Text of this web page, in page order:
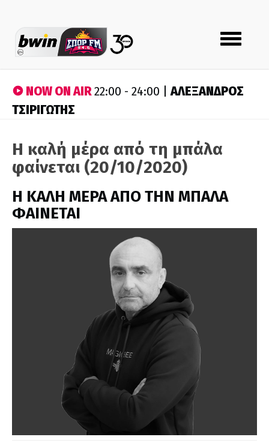
Toggle
navigation
NOW ON AIR22:00 - 24:00 |ΑΛΕΞΑΝΔΡΟΣ
ΤΣΙΡΙΓΩΤΗΣ
Η καλή μέρα από τη μπάλα
φαίνεται (20/10/2020)
H ΚΑΛΗ ΜΕΡΑ ΑΠΟ ΤΗΝ ΜΠΑΛΑ
ΦΑΙΝΕΤΑΙ